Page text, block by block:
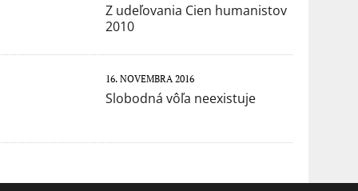
Z udeľovania Cien humanistov
2010
16. NOVEMBRA 2016
Slobodná vôľa neexistuje